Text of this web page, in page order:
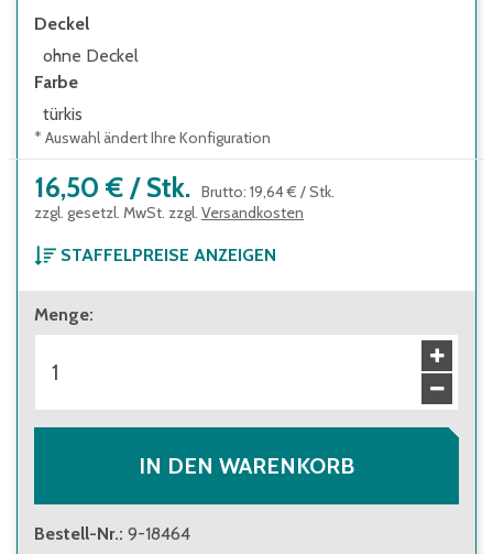
Deckel
ohne Deckel
Farbe
türkis
* Auswahl ändert Ihre Konfiguration
16,50 € / Stk. Brutto: 19,64 € /Stk.
zzgl. gesetzl. MwSt. zzgl. Versandkosten
STAFFELPREISE ANZEIGEN
ab 1 Stück
16,50 €
ab 144 Stück
14,60 €
Menge:
IN DEN WARENKORB
Bestell-Nr.: 9-18464